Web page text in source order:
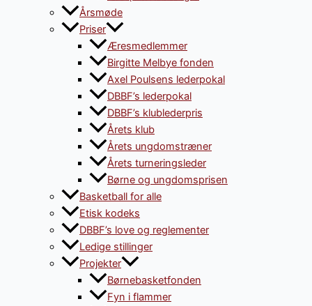
Årsmøde
Priser
Æresmedlemmer
Birgitte Melbye fonden
Axel Poulsens lederpokal
DBBF’s lederpokal
DBBF’s klublederpris
Årets klub
Årets ungdomstræner
Årets turneringsleder
Børne og ungdomsprisen
Basketball for alle
Etisk kodeks
DBBF’s love og reglementer
Ledige stillinger
Projekter
Børnebasketfonden
Fyn i flammer